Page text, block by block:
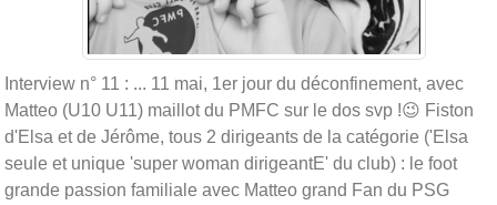
Interview n° 11 : ... 11 mai, 1er jour du déconfinement, avec
Matteo (U10 U11) maillot du PMFC sur le dos svp !😉 Fiston
d'Elsa et de Jérôme, tous 2 dirigeants de la catégorie ('Elsa
seule et unique 'super woman dirigeantE' du club) : le foot
grande passion familiale avec Matteo grand Fan du PSG